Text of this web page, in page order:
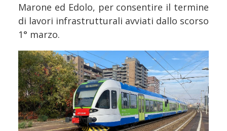
Marone ed Edolo, per consentire il termine
di lavori infrastrutturali avviati dallo scorso
1° marzo.